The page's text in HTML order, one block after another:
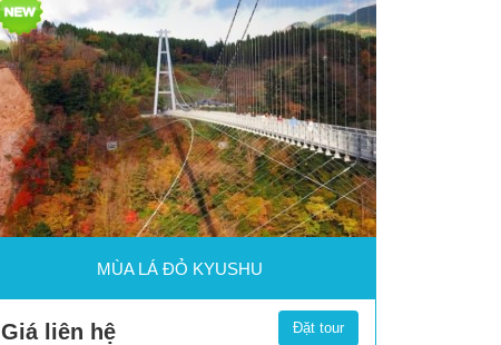
MÙA LÁ ĐỎ KYUSHU
Giá liên hệ Đặt tour